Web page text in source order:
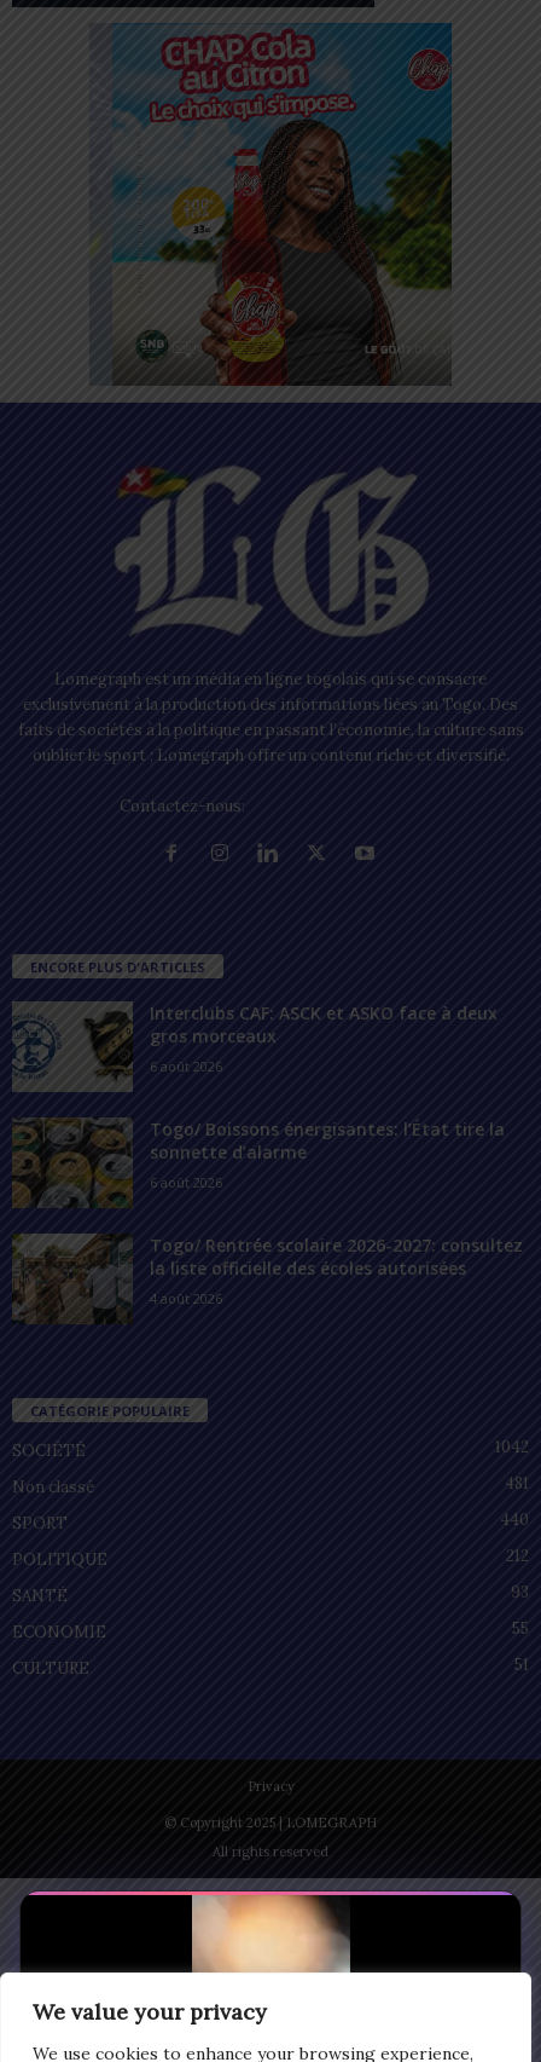
We value your privacy
We use cookies to enhance your browsing experience,
Lomegraph est un média en ligne togolais qui se consacre
exclusivement à la production des informations liées au Togo. Des
faits de sociétés à la politique en passant l’économie, la culture sans
oublier le sport ; Lomegraph offre un contenu riche et diversifié.
Contactez-nous:
ENCORE PLUS D'ARTICLES
Interclubs CAF: ASCK et ASKO face à deux
gros morceaux
6 août 2026
Togo/ Boissons énergisantes: l’État tire la
sonnette d’alarme
6 août 2026
Togo/ Rentrée scolaire 2026-2027: consultez
la liste officielle des écoles autorisées
4 août 2026
CATÉGORIE POPULAIRE
SOCIÉTÉ
1042
Non classé
481
SPORT
440
POLITIQUE
212
SANTÉ
93
ECONOMIE
55
CULTURE
51
Privacy
© Copyright 2025 | LOMEGRAPH
All rights reserved